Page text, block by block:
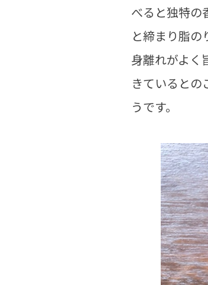
べると独特の
と締まり脂の
身離れがよく
きているとの
うです。